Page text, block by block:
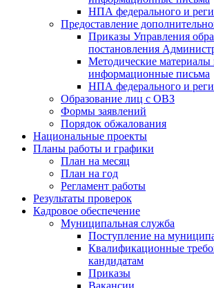
НПА федерального и
Предоставление
Приказы Управления
постановления
Методические материалы
информационные письма
НПА федерального и
Образование лиц с ОВЗ
Формы заявлений
Порядок обжалования
Национальные проекты
Планы работы и графики
План на месяц
План на год
Регламент работы
Результаты проверок
Кадровое обеспечение
Муниципальная служба
Поступление на
Квалификационные
кандидатам
Приказы